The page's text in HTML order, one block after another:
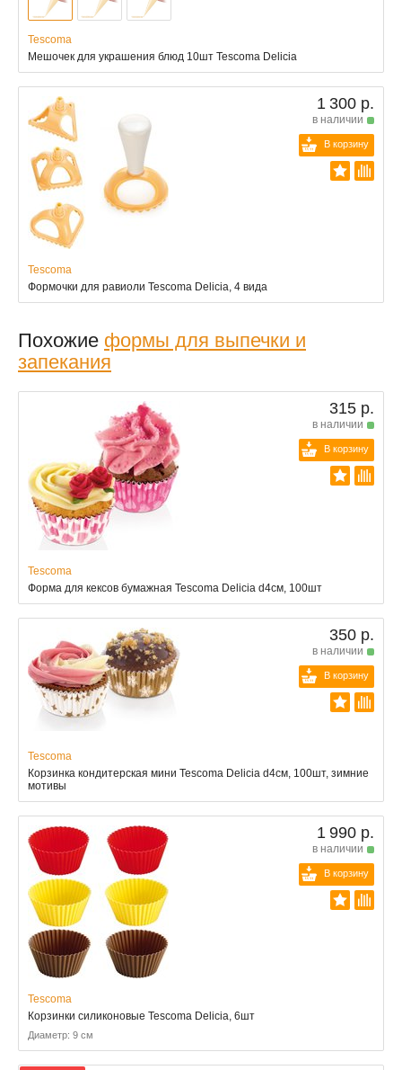
Tescoma
Мешочек для украшения блюд 10шт Tescoma Delicia
1 300 р.
в наличии
В корзину
Tescoma
Формочки для равиоли Tescoma Delicia, 4 вида
Похожие формы для выпечки и
запекания
315 р.
в наличии
В корзину
Tescoma
Форма для кексов бумажная Tescoma Delicia d4см, 100шт
350 р.
в наличии
В корзину
Tescoma
Корзинка кондитерская мини Tescoma Delicia d4см, 100шт, зимние
мотивы
1 990 р.
в наличии
В корзину
Tescoma
Корзинки силиконовые Tescoma Delicia, 6шт
Диаметр: 9 см